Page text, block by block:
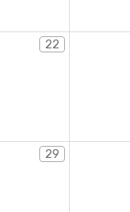
22
29